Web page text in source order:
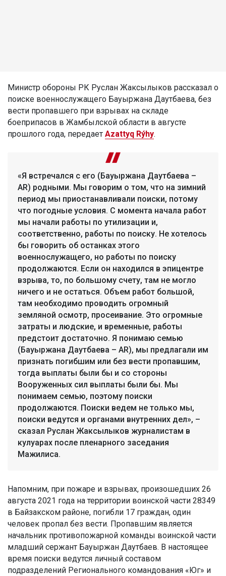
Министр обороны РК Руслан Жаксылыков рассказал о
поиске военнослужащего Бауыржана Даутбаева, без
вести пропавшего при взрывах на складе
боеприпасов в Жамбылской области в августе
прошлого года, передает Azattyq Rýhy.
«Я встречался с его (Бауыржана Даутбаева –
AR) родными. Мы говорим о том, что на зимний
период мы приостанавливали поиски, потому
что погодные условия. С момента начала работ
мы начали работы по утилизации и,
соответственно, работы по поиску. Не хотелось
бы говорить об останках этого
военнослужащего, но работы по поиску
продолжаются. Если он находился в эпицентре
взрыва, то, по большому счету, там не могло
ничего и не остаться. Объем работ большой,
там необходимо проводить огромный
земляной осмотр, просеивание. Это огромные
затраты и людские, и временные, работы
предстоит достаточно. Я понимаю семью
(Бауыржана Даутбаева – AR), мы предлагали им
признать погибшим или без вести пропавшим,
тогда выплаты были бы и со стороны
Вооруженных сил выплаты были бы. Мы
понимаем семью, поэтому поиски
продолжаются. Поиски ведем не только мы,
поиски ведутся и органами внутренних дел», –
сказал Руслан Жаксылыков журналистам в
кулуарах после пленарного заседания
Мажилиса.
Напомним, при пожаре и взрывах, произошедших 26
августа 2021 года на территории воинской части 28349
в Байзакском районе, погибли 17 граждан, один
человек пропал без вести. Пропавшим является
начальник противопожарной команды воинской части
младший сержант Бауыржан Даутбаев. В настоящее
время поиски ведутся личный составом
подразделений Регионального командования «Юг» и